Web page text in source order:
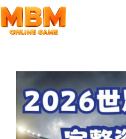
跳
至